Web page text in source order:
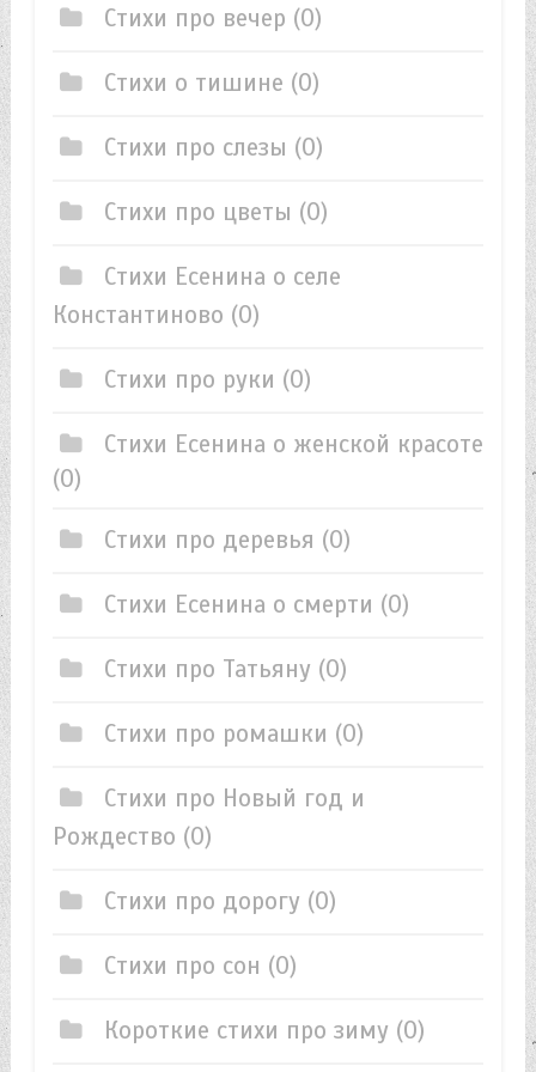
Стихи про вечер (0)
Стихи о тишине (0)
Стихи про слезы (0)
Стихи про цветы (0)
Стихи Есенина о селе
Константиново (0)
Стихи про руки (0)
Стихи Есенина о женской красоте
(0)
Стихи про деревья (0)
Стихи Есенина о смерти (0)
Стихи про Татьяну (0)
Стихи про ромашки (0)
Стихи про Новый год и
Рождество (0)
Стихи про дорогу (0)
Стихи про сон (0)
Короткие стихи про зиму (0)